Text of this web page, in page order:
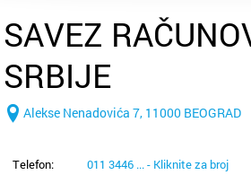
SAVEZ
SRBIJE
Alekse Nenadovića 7, 11000 BEOGRAD
Telefon: 011 3446 ... - Kliknite za broj